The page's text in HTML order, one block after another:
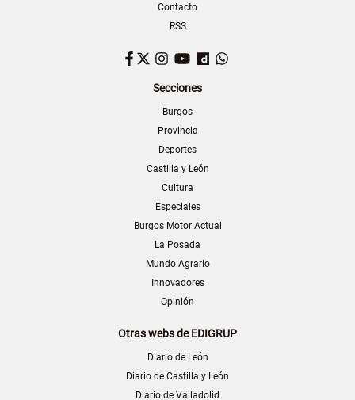
Contacto
RSS
Facebook
TwitterInstagram
YouTubeDailymotion
Secciones
Burgos
Provincia
Deportes
Castilla y León
Cultura
Especiales
Burgos Motor Actual
La Posada
Mundo Agrario
Innovadores
Opinión
Otras webs de EDIGRUP
Diario de León
Diario de Castilla y León
Diario de Valladolid